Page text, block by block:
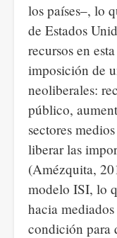
los países–, lo
de Estados
recursos en
imposición de
neoliberales:
público,
sectores
liberar las
(Amézquita,
modelo ISI, lo
hacia
condición para